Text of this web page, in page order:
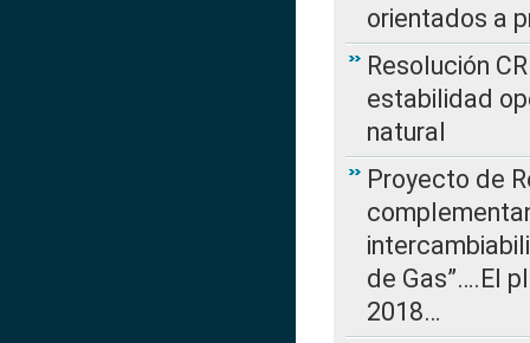
orientados a
Resolución
estabilidad
natural
Proyecto de
de Gas”….El
2018…